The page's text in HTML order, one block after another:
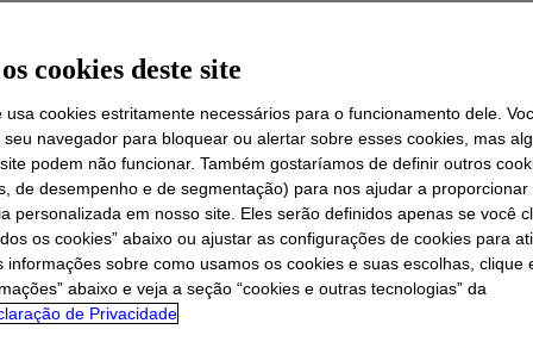
TÉCNICO OPÇÕES DE AMOSTRA OPÇÕES DE COMPRA
para este produto. Consulte nosso conteúdo técnico,
cookies deste site
usa cookies estritamente necessários para o funcionamento dele.
navegador para bloquear ou alertar sobre esses cookies, mas
podem não funcionar. Também gostaríamos de definir outros
de desempenho e de segmentação) para nos ajudar a proporcionar
personalizada em nosso site. Eles serão definidos apenas se você
os cookies” abaixo ou ajustar as configurações de cookies para
informações sobre como usamos os cookies e suas escolhas, clique
abaixo e veja a seção “cookies e outras tecnologias” da
de Privacidade